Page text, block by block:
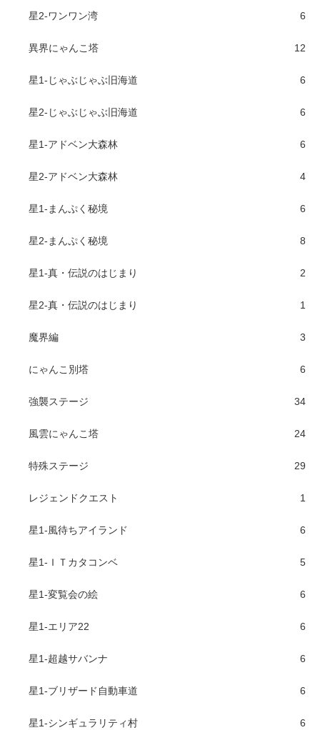
星2-ワンワン湾 6
異界にゃんこ塔 12
星1-じゃぶじゃぶ旧海道 6
星2-じゃぶじゃぶ旧海道 6
星1-アドベン大森林 6
星2-アドベン大森林 4
星1-まんぷく秘境 6
星2-まんぷく秘境 8
星1-真・伝説のはじまり 2
星2-真・伝説のはじまり 1
魔界編 3
にゃんこ別塔 6
強襲ステージ 34
風雲にゃんこ塔 24
特殊ステージ 29
レジェンドクエスト 1
星1-風待ちアイランド 6
星1-ＩＴカタコンベ 5
星1-変覧会の絵 6
星1-エリア22 6
星1-超越サバンナ 6
星1-ブリザード自動車道 6
星1-シンギュラリティ村 6